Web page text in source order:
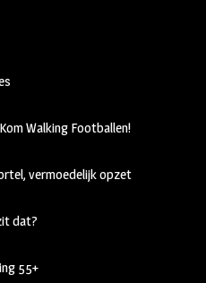
Walking Footballen!
vermoedelijk opzet
dat?
55+